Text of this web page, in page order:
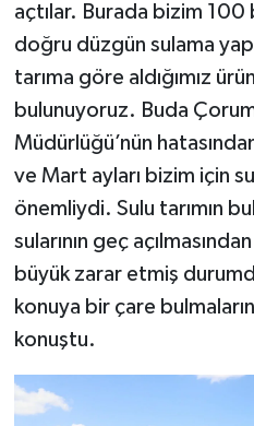
açtılar. Burada bizim
doğru düzgün sulama
tarıma göre aldığımız
bulunuyoruz. Buda
Müdürlüğü’nün
ve Mart ayları bizim için
önemliydi. Sulu tarımın
sularının geç
büyük zarar etmiş
konuya bir çare
konuştu.